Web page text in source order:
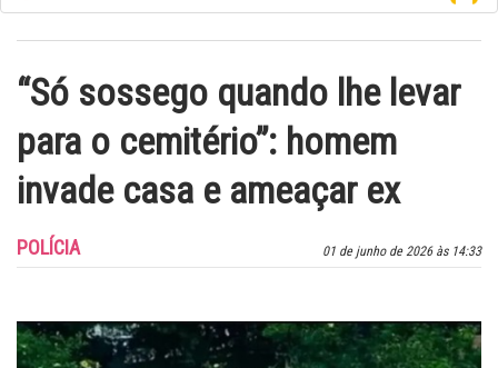
“Só sossego quando lhe levar
para o cemitério”: homem
invade casa e ameaçar ex
01 de junho de 2026 às 14:33
POLÍCIA